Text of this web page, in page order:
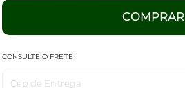
COMPRAR
CONSULTE O FRETE
Cep de Entrega